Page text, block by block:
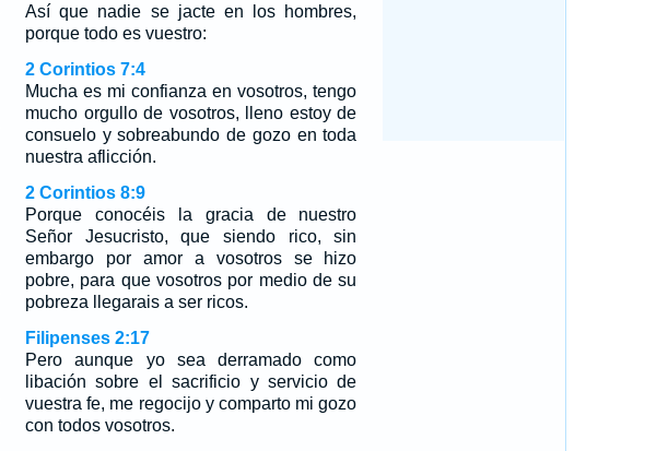
Así que nadie se jacte en los hombres,
porque todo es vuestro:
2 Corintios 7:4
Mucha es mi confianza en vosotros, tengo
mucho orgullo de vosotros, lleno estoy de
consuelo y sobreabundo de gozo en toda
nuestra aflicción.
2 Corintios 8:9
Porque conocéis la gracia de nuestro
Señor Jesucristo, que siendo rico, sin
embargo por amor a vosotros se hizo
pobre, para que vosotros por medio de su
pobreza llegarais a ser ricos.
Filipenses 2:17
Pero aunque yo sea derramado como
libación sobre el sacrificio y servicio de
vuestra fe, me regocijo y comparto mi gozo
con todos vosotros.